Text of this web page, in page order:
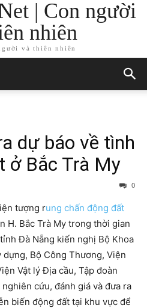
| Con người
nhiên
và thiên nhiên
dự báo về tình
ở Bắc Trà My
0
tượng rung chấn động đất
H. Bắc Trà My trong thời gian
Đà Nẵng kiến nghị Bộ Khoa
dựng, Bộ Công Thương, Viện
Vật lý Địa cầu, Tập đoàn
cứu, đánh giá và đưa ra
biến động đất tại khu vực để